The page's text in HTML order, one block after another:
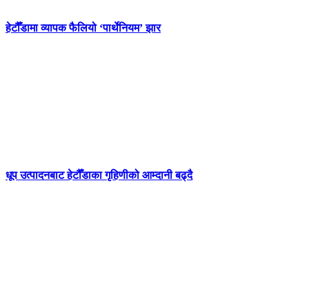
हेटौँडामा व्यापक फैलियो ‘पार्थेनियम’ झार
धूप उत्पादनबाट हेटौँडाका गृहिणीको आम्दानी बढ्दै